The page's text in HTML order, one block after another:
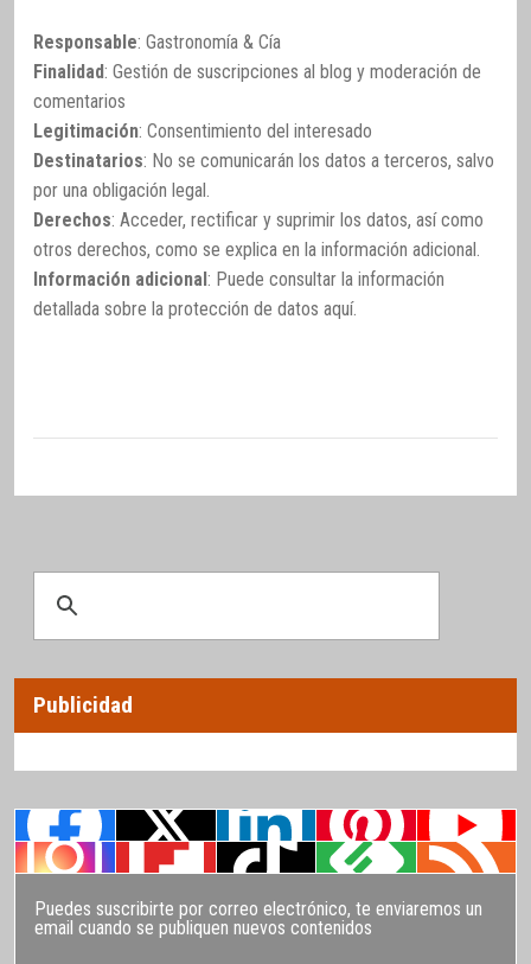
Responsable: Gastronomía & Cía
Finalidad: Gestión de suscripciones al blog y moderación de
comentarios
Legitimación: Consentimiento del interesado
Destinatarios: No se comunicarán los datos a terceros, salvo
por una obligación legal.
Derechos: Acceder, rectificar y suprimir los datos, así como
otros derechos, como se explica en la información adicional.
Información adicional: Puede consultar la información
detallada sobre la protección de datos aquí.
Publicidad
Puedes suscribirte por correo electrónico, te enviaremos un
email cuando se publiquen nuevos contenidos